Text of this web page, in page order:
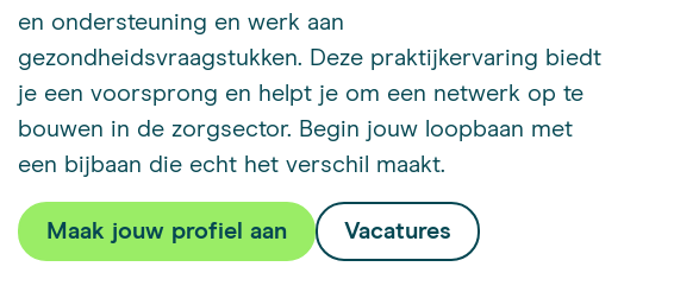
en ondersteuning en werk aan
gezondheidsvraagstukken. Deze praktijkervaring biedt
je een voorsprong en helpt je om een netwerk op te
bouwen in de zorgsector. Begin jouw loopbaan met
een bijbaan die echt het verschil maakt.
Maak jouw profiel aan Vacatures